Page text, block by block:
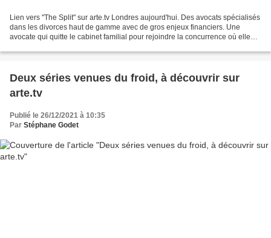
Lien vers "The Split" sur arte.tv Londres aujourd'hui. Des avocats spécialisés
dans les divorces haut de gamme avec de gros enjeux financiers. Une
avocate qui quitte le cabinet familial pour rejoindre la concurrence où elle
Deux séries venues du froid, à découvrir sur
arte.tv
Publié le 26/12/2021 à 10:35
Par Stéphane Godet